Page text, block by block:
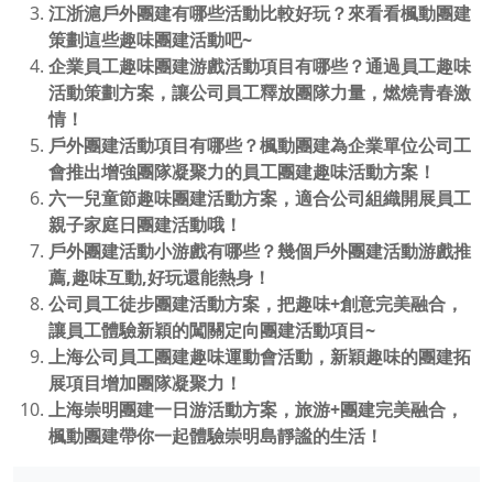
江浙滬戶外團建有哪些活動比較好玩？來看看楓動團建
策劃這些趣味團建活動吧~
企業員工趣味團建游戲活動項目有哪些？通過員工趣味
活動策劃方案，讓公司員工釋放團隊力量，燃燒青春激
情！
戶外團建活動項目有哪些？楓動團建為企業單位公司工
會推出增強團隊凝聚力的員工團建趣味活動方案！
六一兒童節趣味團建活動方案，適合公司組織開展員工
親子家庭日團建活動哦！
戶外團建活動小游戲有哪些？幾個戶外團建活動游戲推
薦,趣味互動,好玩還能熱身！
公司員工徒步團建活動方案，把趣味+創意完美融合，
讓員工體驗新穎的闖關定向團建活動項目~
上海公司員工團建趣味運動會活動，新穎趣味的團建拓
展項目增加團隊凝聚力！
上海崇明團建一日游活動方案，旅游+團建完美融合，
楓動團建帶你一起體驗崇明島靜謐的生活！